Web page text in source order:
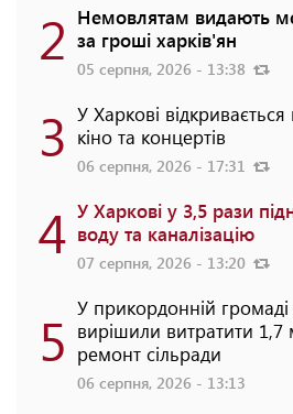
2 Немовлятам видають
за гроші харків'ян
05 серпня, 2026 - 13:38
3 У Харкові
кіно та концертів
06 серпня, 2026 - 17:31
4 У Харкові у 3,5 рази
воду та каналізацію
07 серпня, 2026 - 13:20
5 У прикордонній
вирішили витратити
ремонт сільради
06 серпня, 2026 - 13:13